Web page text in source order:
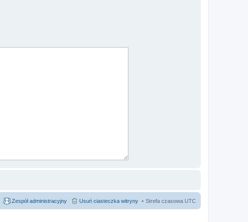
Strefa czasowa UTC
Usuń ciasteczka witryny
Zespół administracyjny